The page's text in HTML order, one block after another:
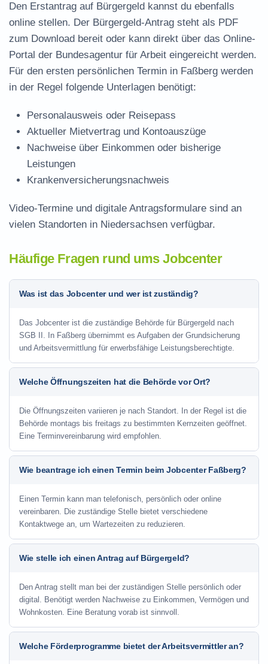
Den Erstantrag auf Bürgergeld kannst du ebenfalls
online stellen. Der Bürgergeld-Antrag steht als PDF
zum Download bereit oder kann direkt über das Online-
Portal der Bundesagentur für Arbeit eingereicht werden.
Für den ersten persönlichen Termin in Faßberg werden
in der Regel folgende Unterlagen benötigt:
Personalausweis oder Reisepass
Aktueller Mietvertrag und Kontoauszüge
Nachweise über Einkommen oder bisherige
Leistungen
Krankenversicherungsnachweis
Video-Termine und digitale Antragsformulare sind an
vielen Standorten in Niedersachsen verfügbar.
Häufige Fragen rund ums Jobcenter
Was ist das Jobcenter und wer ist zuständig?
Das Jobcenter ist die zuständige Behörde für Bürgergeld nach
SGB II. In Faßberg übernimmt es Aufgaben der Grundsicherung
und Arbeitsvermittlung für erwerbsfähige Leistungsberechtigte.
Welche Öffnungszeiten hat die Behörde vor Ort?
Die Öffnungszeiten variieren je nach Standort. In der Regel ist die
Behörde montags bis freitags zu bestimmten Kernzeiten geöffnet.
Eine Terminvereinbarung wird empfohlen.
Wie beantrage ich einen Termin beim Jobcenter Faßberg?
Einen Termin kann man telefonisch, persönlich oder online
vereinbaren. Die zuständige Stelle bietet verschiedene
Kontaktwege an, um Wartezeiten zu reduzieren.
Wie stelle ich einen Antrag auf Bürgergeld?
Den Antrag stellt man bei der zuständigen Stelle persönlich oder
digital. Benötigt werden Nachweise zu Einkommen, Vermögen und
Wohnkosten. Eine Beratung vorab ist sinnvoll.
Welche Förderprogramme bietet der Arbeitsvermittler an?